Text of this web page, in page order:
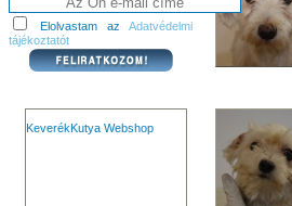
Elolvastam az Adatvédelmi
tájékoztatót
KeverékKutya Webshop